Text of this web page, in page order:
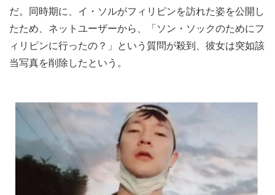
だ。同時期に、イ・ソルがフィリピンを訪れた姿を公開し
たため、ネットユーザーから、「ソン・ソックのためにフ
ィリピンに行ったの？」という質問が殺到、彼女は突如該
当写真を削除したという。